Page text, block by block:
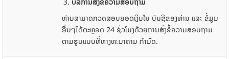
ທ່ານ​ສາມາດ​ກວດສອບ​ຍອດ​​ເງິນ​ໃນ​ ບັນຊີຂອງທ່ານ ແລະ ຂໍ້​ມູນ​
ອື່ນໆ​ໄດ້​ຕະຫຼອດ 24 ຊົ່ວ​ໂມງ​ດ້ວຍ​ການ​ສົ່ງ​ຂໍ້ຄວາມ​ສອບ​ຖາມ​
ຕາມ​ຮູບ​ແບບ​ທີ່​ທາງ​ທະນາຄານ​ ກຳນົດ.